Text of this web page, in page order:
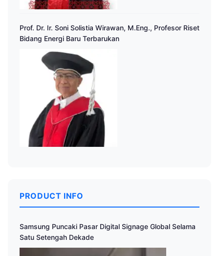
Prof. Dr. Ir. Soni Solistia Wirawan, M.Eng., Profesor Riset
Bidang Energi Baru Terbarukan
PRODUCT INFO
Samsung Puncaki Pasar Digital Signage Global Selama
Satu Setengah Dekade